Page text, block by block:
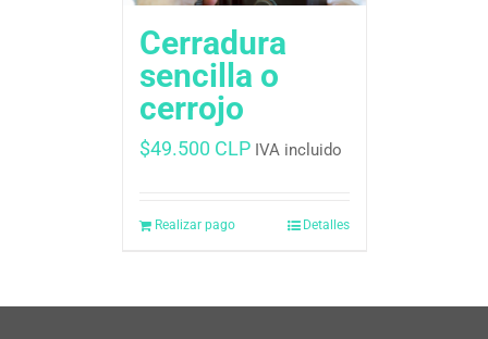
Cerradura
sencilla o
cerrojo
$49.500 CLP IVA incluido
Realizar pago Detalles